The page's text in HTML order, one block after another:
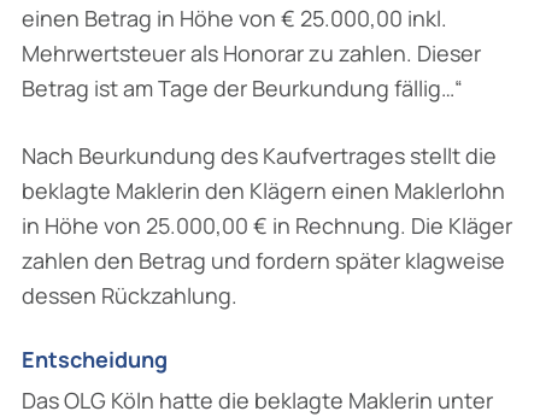
einen Betrag in Höhe von € 25.000,00 inkl.
Mehrwertsteuer als Honorar zu zahlen. Dieser
Betrag ist am Tage der Beurkundung fällig…“
Nach Beurkundung des Kaufvertrages stellt die
beklagte Maklerin den Klägern einen Maklerlohn
in Höhe von 25.000,00 € in Rechnung. Die Kläger
zahlen den Betrag und fordern später klagweise
dessen Rückzahlung.
Entscheidung
Das OLG Köln hatte die beklagte Maklerin unter